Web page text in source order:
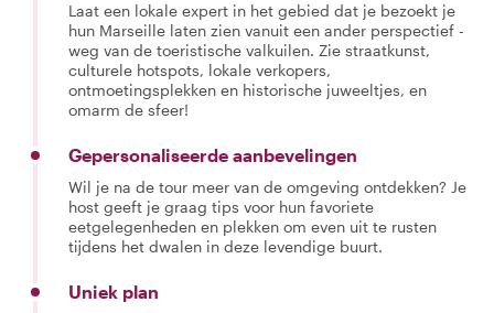
Laat een lokale expert in het gebied dat je bezoekt je
hun Marseille laten zien vanuit een ander perspectief -
weg van de toeristische valkuilen. Zie straatkunst,
culturele hotspots, lokale verkopers,
ontmoetingsplekken en historische juweeltjes, en
omarm de sfeer!
Gepersonaliseerde aanbevelingen
Wil je na de tour meer van de omgeving ontdekken? Je
host geeft je graag tips voor hun favoriete
eetgelegenheden en plekken om even uit te rusten
tijdens het dwalen in deze levendige buurt.
Uniek plan